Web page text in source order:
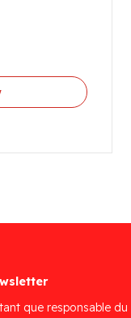
que responsable du